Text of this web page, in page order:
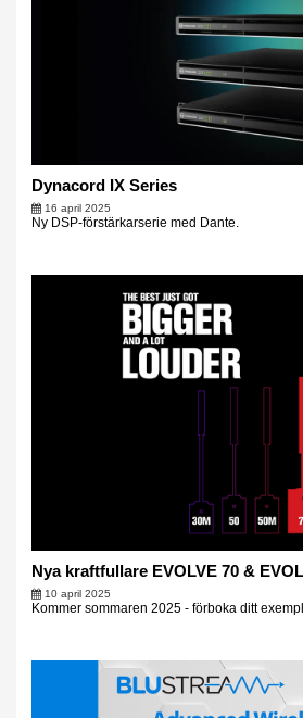
Dynacord IX Series
16 april 2025
Ny DSP-förstärkarserie med Dante.
Nya kraftfullare EVOLVE 70 &
10 april 2025
Kommer sommaren 2025 - förboka ditt